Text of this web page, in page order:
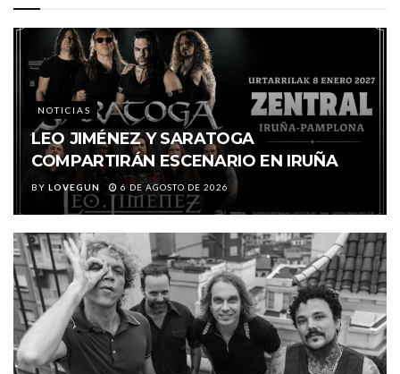
NOTICIAS
LEO JIMÉNEZ Y SARATOGA
COMPARTIRÁN ESCENARIO EN IRUÑA
BY LOVEGUN 6 DE AGOSTO DE 2026